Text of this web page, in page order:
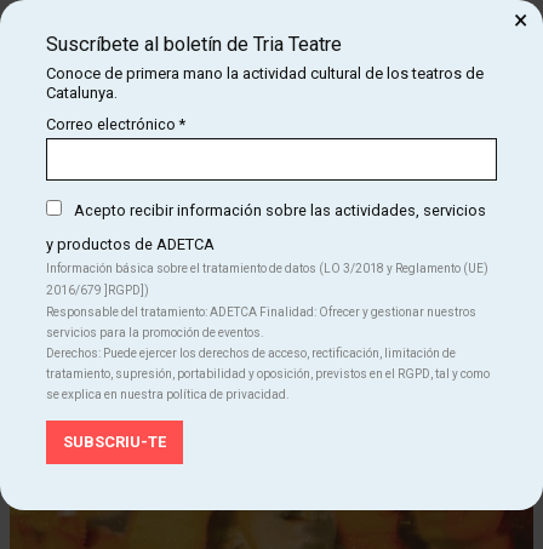
Diseño de luces: Nahomi Monjaraz
Producción:laKarbo – Fores Fera
Distribución:Tot Produccions
grupo de enfermedades pulmonares intersticiales del Hospital
Clínic, Sandra Cambón, Jaume Viñas, Berta Frigola, Elena
Fortuny, Rosa López, Carles Cortina, Laura Dorca, Albert Mora,
Xavier Mestres, Sala Siconi y Estudi Karloff.
Espectáculo seleccionado en la Convocatoria de Textos y
Proyectos On el teatre batega 2024
Suscríbete al boletín de Tria Teatre
Conoce de primera mano la actividad cultural de los teatros de
Catalunya.
Correo electrónico*
Acepto recibir información sobre las actividades, servicios
y productos de ADETCA
Información básica sobre el tratamiento de datos (LO 3/2018 y Reglamento (UE)
2016/679 ]RGPD])
Responsable del tratamiento: ADETCA Finalidad: Ofrecer y gestionar nuestros
servicios para la promoción de eventos.
Derechos: Puede ejercer los derechos de acceso, rectificación, limitación de
tratamiento, supresión, portabilidad y oposición, previstos en el RGPD, tal y como
se explica en nuestra política de privacidad.
×